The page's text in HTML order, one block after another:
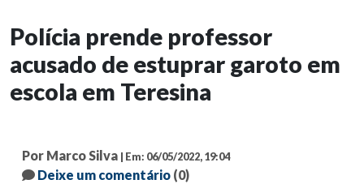
Polícia prende professor
acusado de estuprar garoto em
escola em Teresina
Por Marco Silva | Em: 06/05/2022, 19:04
Deixe um comentário (0)